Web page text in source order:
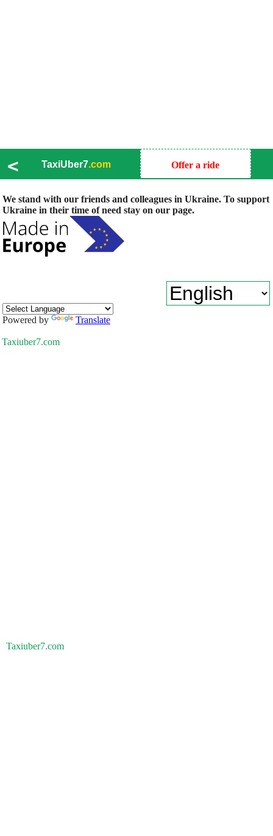
< TaxiUber7.com Offer a ride
We stand with our friends and colleagues in Ukraine. To support
Ukraine in their time of need stay on our page.
Powered by Translate
Taxiuber7.com
Taxiuber7.com